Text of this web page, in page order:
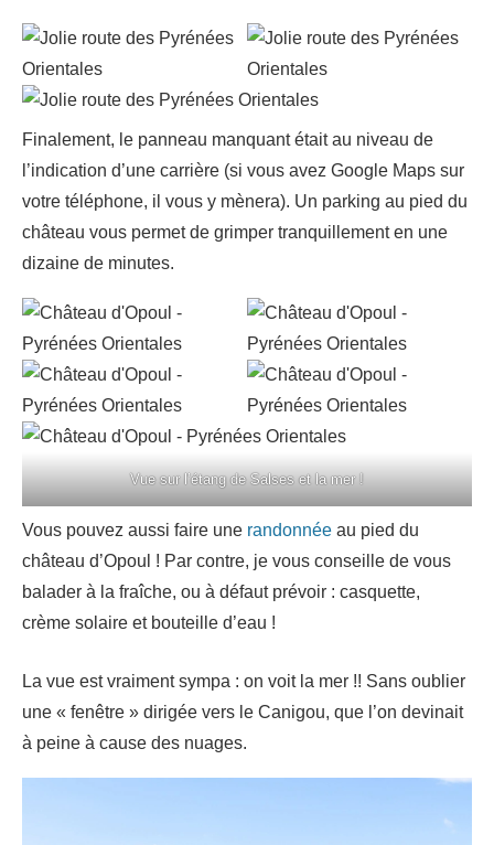
Finalement, le panneau manquant était au niveau de
l’indication d’une carrière (si vous avez Google Maps sur
votre téléphone, il vous y mènera). Un parking au pied du
château vous permet de grimper tranquillement en une
dizaine de minutes.
Vue sur l’étang de Salses et la mer !
Vous pouvez aussi faire une randonnée au pied du
château d’Opoul ! Par contre, je vous conseille de vous
balader à la fraîche, ou à défaut prévoir : casquette,
crème solaire et bouteille d’eau !
La vue est vraiment sympa : on voit la mer !! Sans oublier
une « fenêtre » dirigée vers le Canigou, que l’on devinait
à peine à cause des nuages.